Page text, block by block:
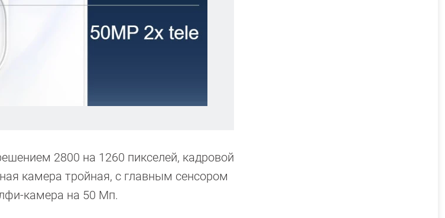
2800 на 1260 пикселей, кадровой
камера тройная, с главным сенсором
камера на 50 Мп.